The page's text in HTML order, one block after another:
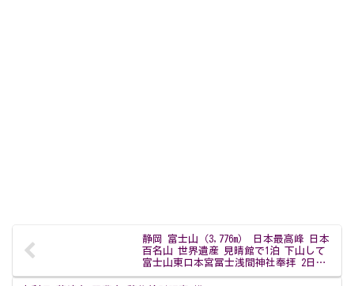
静岡 富士山（3,776m） 日本最高峰 日本
百名山 世界遺産 見晴館で1泊 下山して
富士山東口本宮冨士浅間神社奉拝 2日
目 2023年8月